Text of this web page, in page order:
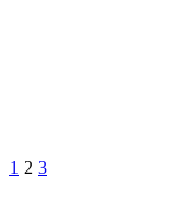
1 2 3